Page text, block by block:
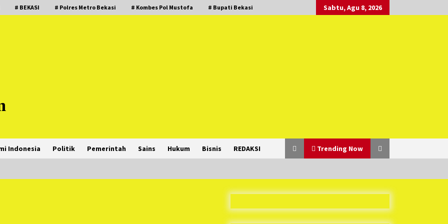
# BEKASI # Polres Metro Bekasi # Kombes Pol Mustofa # Bupati Bekasi Sabtu, Agu 8, 2026
Indonesia Politik Pemerintah Sains Hukum Bisnis REDAKSI Trending Now
Tak Dapat Fasilitas yang Sesuai,
Para Peserta Retret Aparatur Desa